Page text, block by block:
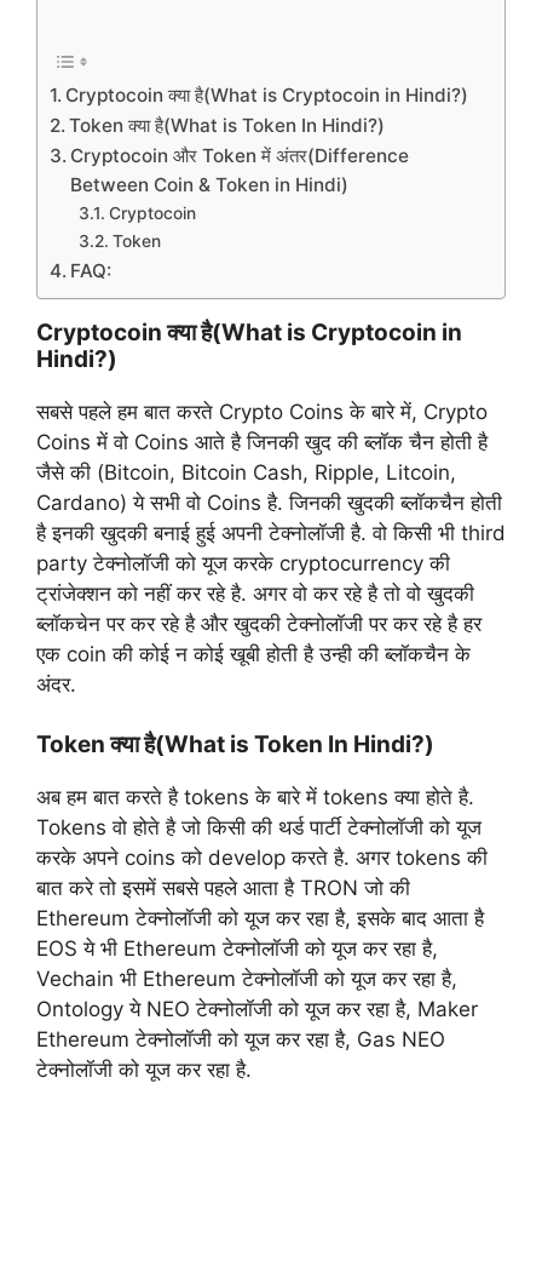
Cryptocoin क्या है(What is Cryptocoin in Hindi?)
Token क्या है(What is Token In Hindi?)
Cryptocoin और Token में अंतर(Difference
Between Coin & Token in Hindi)
Cryptocoin
Token
FAQ:
Cryptocoin क्या है(What is Cryptocoin in
Hindi?)
सबसे पहले हम बात करते Crypto Coins के बारे में, Crypto
Coins में वो Coins आते है जिनकी खुद की ब्लॉक चैन होती है
जैसे की (Bitcoin, Bitcoin Cash, Ripple, Litcoin,
Cardano) ये सभी वो Coins है. जिनकी खुदकी ब्लॉकचैन होती
है इनकी खुदकी बनाई हुई अपनी टेक्नोलॉजी है. वो किसी भी third
party टेक्नोलॉजी को यूज करके cryptocurrency की
ट्रांजेक्शन को नहीं कर रहे है. अगर वो कर रहे है तो वो खुदकी
ब्लॉकचेन पर कर रहे है और खुदकी टेक्नोलॉजी पर कर रहे है हर
एक coin की कोई न कोई खूबी होती है उन्ही की ब्लॉकचैन के
अंदर.
Token क्या है(What is Token In Hindi?)
अब हम बात करते है tokens के बारे में tokens क्या होते है.
Tokens वो होते है जो किसी की थर्ड पार्टी टेक्नोलॉजी को यूज
करके अपने coins को develop करते है. अगर tokens की
बात करे तो इसमें सबसे पहले आता है TRON जो की
Ethereum टेक्नोलॉजी को यूज कर रहा है, इसके बाद आता है
EOS ये भी Ethereum टेक्नोलॉजी को यूज कर रहा है,
Vechain भी Ethereum टेक्नोलॉजी को यूज कर रहा है,
Ontology ये NEO टेक्नोलॉजी को यूज कर रहा है, Maker
Ethereum टेक्नोलॉजी को यूज कर रहा है, Gas NEO
टेक्नोलॉजी को यूज कर रहा है.